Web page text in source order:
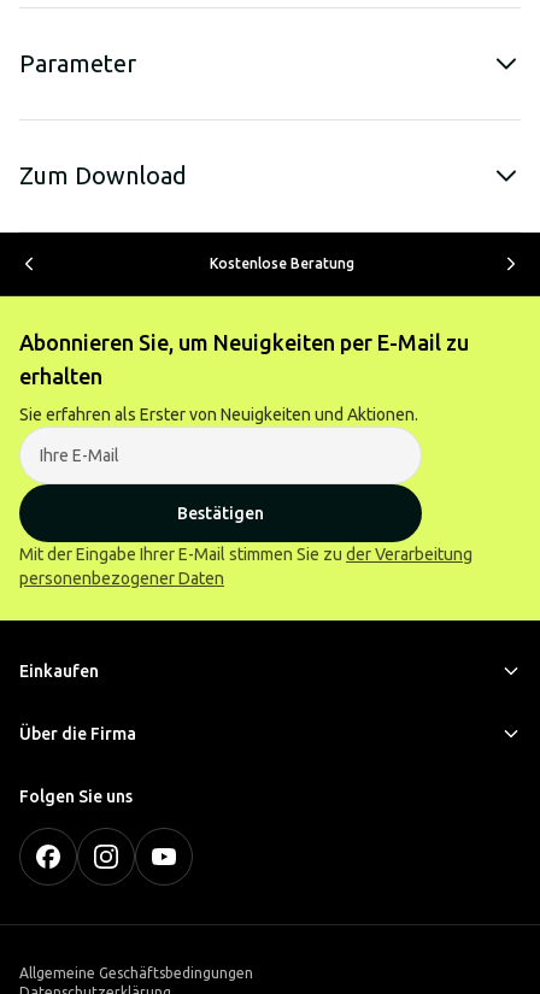
Parameter
Zum Download
Kostenlose Beratung
Abonnieren Sie, um Neuigkeiten per E-Mail zu
erhalten
Sie erfahren als Erster von Neuigkeiten und Aktionen.
Bestätigen
Mit der Eingabe Ihrer E-Mail stimmen Sie zu der Verarbeitung
personenbezogener Daten
Einkaufen
Über die Firma
Folgen Sie uns
Allgemeine Geschäftsbedingungen